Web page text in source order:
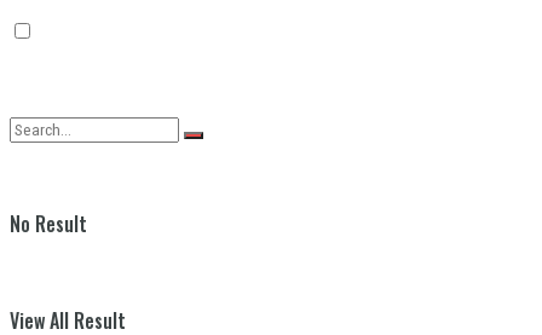
No Result
View All Result